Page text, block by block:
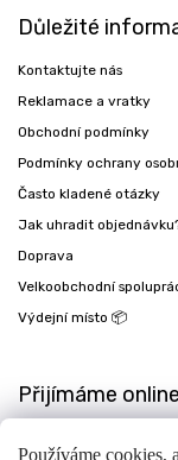
Používáme cookies,
Důležité
Kontaktujte nás
Reklamace a vratky
Obchodní podmínky
Podmínky ochrany
Často kladené otázky
Jak uhradit
Doprava
Velkoobchodní
Výdejní místo 📦
Přijímáme